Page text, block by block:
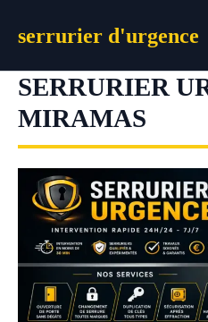
serrurier d'urgence
SERRURIER
MIRAMAS